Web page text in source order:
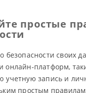
простые
безопасности своих
онлайн-платформ,
учетную запись и
простым